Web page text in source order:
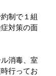
制で１組
対策の面
消毒、室
行ってお